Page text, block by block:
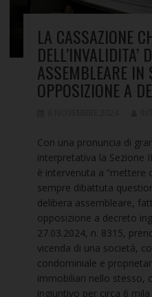
LA CASSAZIONE
DELL’INVALIDITA’
ASSEMBLEARE IN
OPPOSIZIONE A
Con una pronuncia di
interpretativa la Sezione
è intervenuta a “mettere
sempre dibattuta
delibera assembleare,
opposizione a decreto
27.03.2024, n. 8315,
vicenda di una società,
condominiale e
immobiliari nello stesso,
ingiuntivo per circa 6